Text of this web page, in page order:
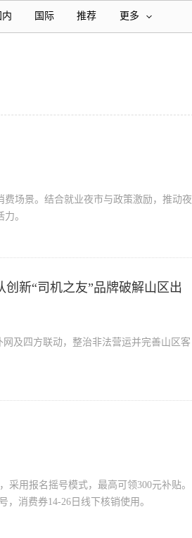
内 国际 推荐 更多
场景。结合就业夜市与政策激励，推动夜
。
新“司机之友”品牌破解山区出
及四方联动，整治非法营运并完善山区客
采用报名摇号模式，最高可领300元补贴。
消费券14‑26日线下核销使用。